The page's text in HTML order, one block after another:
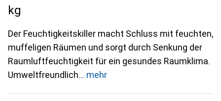
kg
Der Feuchtigkeitskiller macht Schluss mit feuchten,
muffeligen Räumen und sorgt durch Senkung der
Raumluftfeuchtigkeit für ein gesundes Raumklima.
Umweltfreundlich
mehr